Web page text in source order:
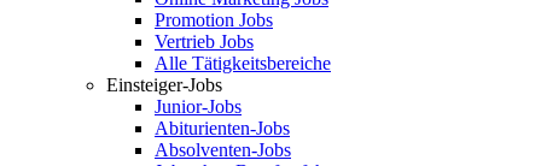
Promotion Jobs
Vertrieb Jobs
Alle Tätigkeitsbereiche
Einsteiger-Jobs
Junior-Jobs
Abiturienten-Jobs
Absolventen-Jobs